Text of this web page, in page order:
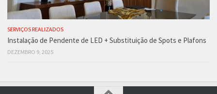
SERVIÇOS REALIZADOS
Instalação de Pendente de LED + Substituição de Spots e Plafons
DEZEMBRO 9, 2025